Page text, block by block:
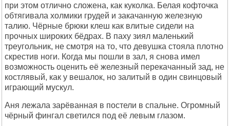
при этом отлично сложена, как куколка. Белая кофточка
обтягивала холмики грудей и закачанную железную
талию. Чёрные брюки клеш как влитые сидели на
прочных широких бёдрах. В паху зиял маленький
треугольник, не смотря на то, что девушка стояла плотно
скрестив ноги. Когда мы пошли в зал, я снова имел
возможность оценить её железный перекачанный зад, не
костлявый, как у вешалок, но залитый в один свинцовый
играющий мускул.
Аня лежала зарёванная в постели в спальне. Огромный
чёрный фингал светился под её левым глазом.